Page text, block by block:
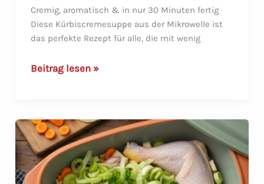
Cremig, aromatisch & in nur 30 Minuten fertig
Diese Kürbiscremesuppe aus der Mikrowelle ist
das perfekte Rezept für alle, die mit wenig
Kürbiscremesuppe
Mikrowelle
im
Römertopf
Multibräter
Beitrag lesen »